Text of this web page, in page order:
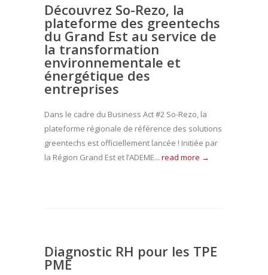
Découvrez So-Rezo, la
plateforme des greentechs
du Grand Est au service de
la transformation
environnementale et
énergétique des
entreprises
Dans le cadre du Business Act #2 So-Rezo, la
plateforme régionale de référence des solutions
greentechs est officiellement lancée ! Initiée par
la Région Grand Est et l’ADEME... read more →
Diagnostic RH pour les TPE
PME